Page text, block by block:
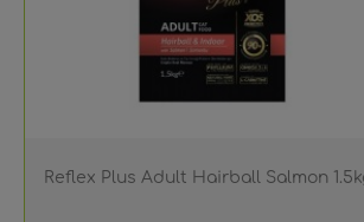
Reflex Plus Adult Hairball Salmon